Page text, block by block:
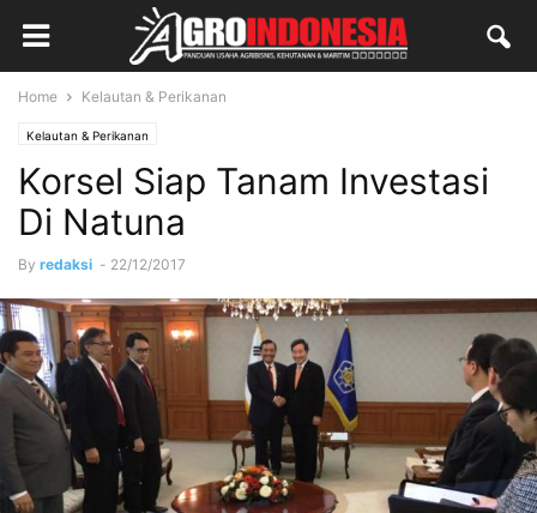
Home Kelautan & Perikanan
Kelautan & Perikanan
Korsel Siap Tanam Investasi
Di Natuna
By redaksi - 22/12/2017